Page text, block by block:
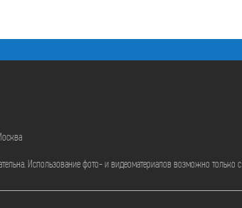
Использование фото- и видеоматериалов возможно только с